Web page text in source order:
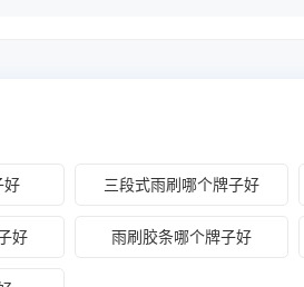
好 三段式雨刷哪个牌子好
好 雨刷胶条哪个牌子好